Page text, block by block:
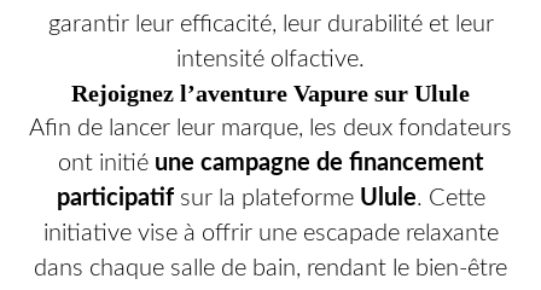
garantir leur efficacité, leur durabilité et leur
intensité olfactive.
Rejoignez l’aventure Vapure sur Ulule
Afin de lancer leur marque, les deux fondateurs
ont initié une campagne de financement
participatif sur la plateforme Ulule. Cette
initiative vise à offrir une escapade relaxante
dans chaque salle de bain, rendant le bien-être